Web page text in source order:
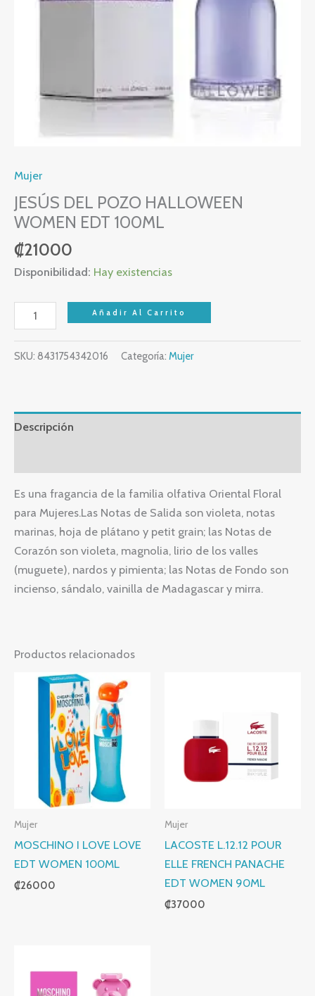
Mujer
JESÚS DEL POZO HALLOWEEN
WOMEN EDT 100ML
₡21000
Disponibilidad: Hay existencias
Añadir Al Carrito
SKU: 8431754342016 Categoría: Mujer
Descripción
Es una fragancia de la familia olfativa Oriental Floral
para Mujeres.Las Notas de Salida son violeta, notas
marinas, hoja de plátano y petit grain; las Notas de
Corazón son violeta, magnolia, lirio de los valles
(muguete), nardos y pimienta; las Notas de Fondo son
incienso, sándalo, vainilla de Madagascar y mirra.
Productos relacionados
Mujer
MOSCHINO I LOVE LOVE
EDT WOMEN 100ML
₡26000
Mujer
LACOSTE L.12.12 POUR
ELLE FRENCH PANACHE
EDT WOMEN 90ML
₡37000